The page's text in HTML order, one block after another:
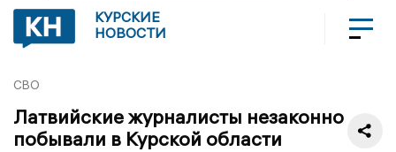
КУРСКИЕ
НОВОСТИ
СВО
Латвийские журналисты незаконно
побывали в Курской области